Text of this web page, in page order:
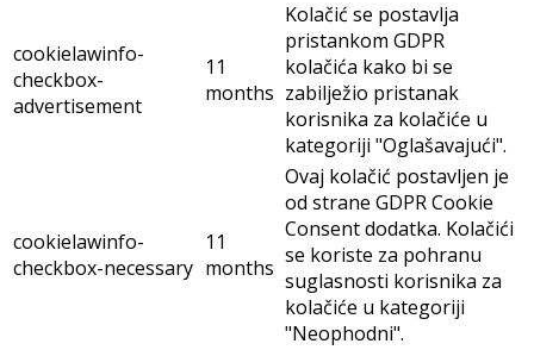
cookielawinfo-
checkbox-
advertisement
11
months
Kolačić se postavlja
pristankom GDPR
kolačića kako bi se
zabilježio pristanak
korisnika za kolačiće u
kategoriji "Oglašavajući".
cookielawinfo-
checkbox-necessary
11
months
Ovaj kolačić postavljen je
od strane GDPR Cookie
Consent dodatka. Kolačići
se koriste za pohranu
suglasnosti korisnika za
kolačiće u kategoriji
"Neophodni".